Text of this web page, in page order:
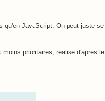
qu'en JavaScript. On peut juste se
prioritaires, réalisé d'après le